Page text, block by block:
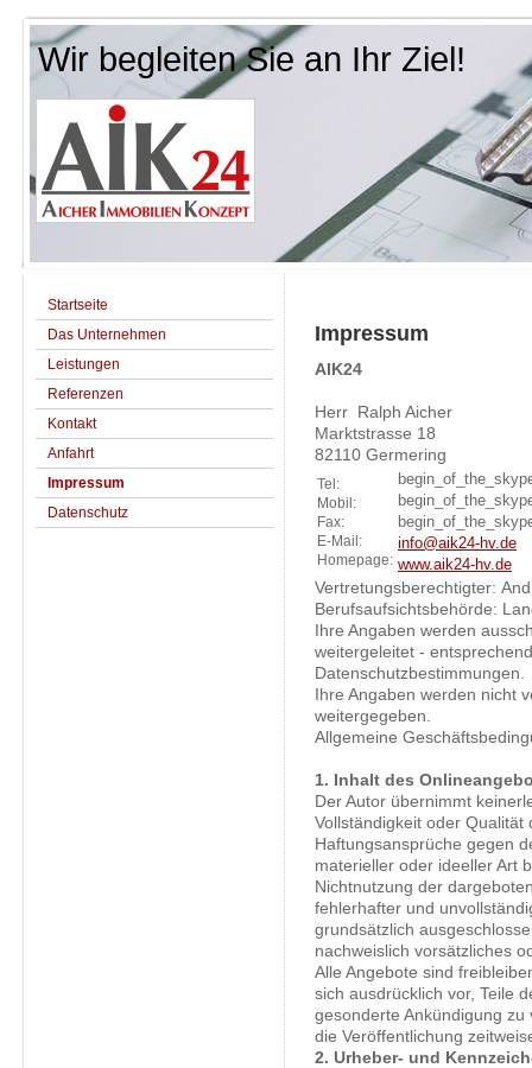
Wir begleiten Sie an Ihr Ziel!
Startseite
Das Unternehmen
Leistungen
Referenzen
Kontakt
Anfahrt
Impressum
Datenschutz
Impressum
AIK24
Herr Ralph Aicher
Marktstrasse 18
82110 Germering
Tel:
Mobil:
Fax:
E-Mail:
Homepage:
info@aik24-hv.de
www.aik24-hv.de
Vertretungsberechtigter:
Berufsaufsichtsbehörde:
Ihre Angaben werden
weitergeleitet -
Datenschutzbestimmungen.
Ihre Angaben werden nicht
weitergegeben.
Allgemeine
1. Inhalt des
Der Autor übernimmt
Vollständigkeit oder
Haftungsansprüche gegen
materieller oder ideeller Art
Nichtnutzung der
fehlerhafter und
grundsätzlich
nachweislich vorsätzliches
Alle Angebote sind
sich ausdrücklich vor, Teile
gesonderte Ankündigung
die Veröffentlichung
2. Urheber- und